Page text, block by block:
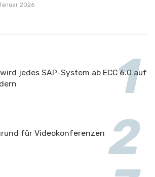
2026
jedes SAP-System ab ECC 6.0 auf
für Videokonferenzen